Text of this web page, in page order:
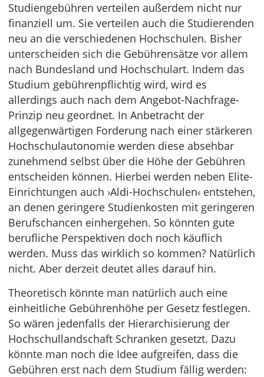
Studiengebühren verteilen außerdem nicht nur
finanziell um. Sie verteilen auch die Studierenden
neu an die verschiedenen Hochschulen. Bisher
unterscheiden sich die Gebührensätze vor allem
nach Bundesland und Hochschulart. Indem das
Studium gebührenpflichtig wird, wird es
allerdings auch nach dem Angebot-Nachfrage-
Prinzip neu geordnet. In Anbetracht der
allgegenwärtigen Forderung nach einer stärkeren
Hochschulautonomie werden diese absehbar
zunehmend selbst über die Höhe der Gebühren
entscheiden können. Hierbei werden neben Elite-
Einrichtungen auch ›Aldi-Hochschulen‹ entstehen,
an denen geringere Studienkosten mit geringeren
Berufschancen einhergehen. So könnten gute
berufliche Perspektiven doch noch käuflich
werden. Muss das wirklich so kommen? Natürlich
nicht. Aber derzeit deutet alles darauf hin.
Theoretisch könnte man natürlich auch eine
einheitliche Gebührenhöhe per Gesetz festlegen.
So wären jedenfalls der Hierarchisierung der
Hochschullandschaft Schranken gesetzt. Dazu
könnte man noch die Idee aufgreifen, dass die
Gebühren erst nach dem Studium fällig werden: